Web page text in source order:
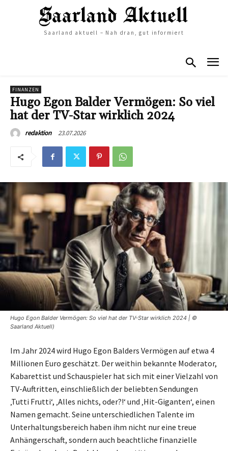
Saarland aktuell – Nah dran, gut informiert
FINANZEN
Hugo Egon Balder Vermögen: So viel
hat der TV-Star wirklich 2024
redaktion 23.07.2026
Hugo Egon Balder Vermögen: So viel hat der TV-Star wirklich 2024 | ©
Saarland Aktuell)
Im Jahr 2024 wird Hugo Egon Balders Vermögen auf etwa 4
Millionen Euro geschätzt. Der weithin bekannte Moderator,
Kabarettist und Schauspieler hat sich mit einer Vielzahl von
TV-Auftritten, einschließlich der beliebten Sendungen
‚Tutti Frutti‘, ‚Alles nichts, oder?!‘ und ‚Hit-Giganten‘, einen
Namen gemacht. Seine unterschiedlichen Talente im
Unterhaltungsbereich haben ihm nicht nur eine treue
Anhängerschaft, sondern auch beachtliche finanzielle